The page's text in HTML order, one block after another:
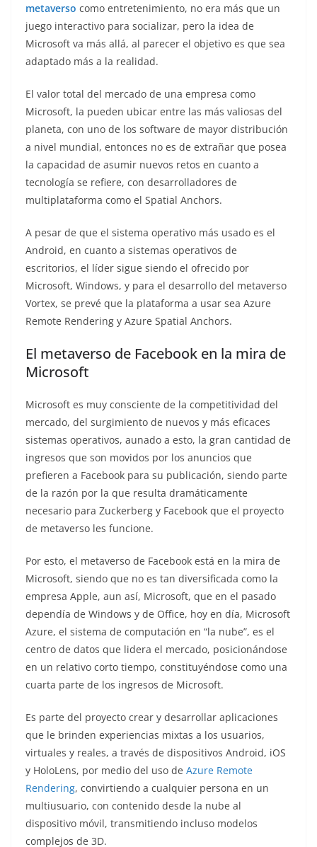
metaverso como entretenimiento, no era más que un
juego interactivo para socializar, pero la idea de
Microsoft va más allá, al parecer el objetivo es que sea
adaptado más a la realidad.
El valor total del mercado de una empresa como
Microsoft, la pueden ubicar entre las más valiosas del
planeta, con uno de los software de mayor distribución
a nivel mundial, entonces no es de extrañar que posea
la capacidad de asumir nuevos retos en cuanto a
tecnología se refiere, con desarrolladores de
multiplataforma como el Spatial Anchors.
A pesar de que el sistema operativo más usado es el
Android, en cuanto a sistemas operativos de
escritorios, el líder sigue siendo el ofrecido por
Microsoft, Windows, y para el desarrollo del metaverso
Vortex, se prevé que la plataforma a usar sea Azure
Remote Rendering y Azure Spatial Anchors.
El metaverso de Facebook en la mira de
Microsoft
Microsoft es muy consciente de la competitividad del
mercado, del surgimiento de nuevos y más eficaces
sistemas operativos, aunado a esto, la gran cantidad de
ingresos que son movidos por los anuncios que
prefieren a Facebook para su publicación, siendo parte
de la razón por la que resulta dramáticamente
necesario para Zuckerberg y Facebook que el proyecto
de metaverso les funcione.
Por esto, el metaverso de Facebook está en la mira de
Microsoft, siendo que no es tan diversificada como la
empresa Apple, aun así, Microsoft, que en el pasado
dependía de Windows y de Office, hoy en día, Microsoft
Azure, el sistema de computación en “la nube”, es el
centro de datos que lidera el mercado, posicionándose
en un relativo corto tiempo, constituyéndose como una
cuarta parte de los ingresos de Microsoft.
Es parte del proyecto crear y desarrollar aplicaciones
que le brinden experiencias mixtas a los usuarios,
virtuales y reales, a través de dispositivos Android, iOS
y HoloLens, por medio del uso de Azure Remote
Rendering, convirtiendo a cualquier persona en un
multiusuario, con contenido desde la nube al
dispositivo móvil, transmitiendo incluso modelos
complejos de 3D.